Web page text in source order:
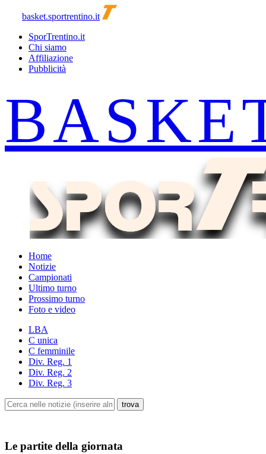
basket.sportrentino.it
SporTrentino.it
Chi siamo
Affiliazione
Pubblicità
Home
Notizie
Campionati
Ultimo turno
Prossimo turno
Foto e video
LBA
C unica
C femminile
Div. Reg. 1
Div. Reg. 2
Div. Reg. 3
Le partite della giornata